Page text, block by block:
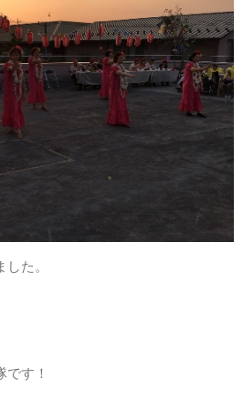
た。
です！